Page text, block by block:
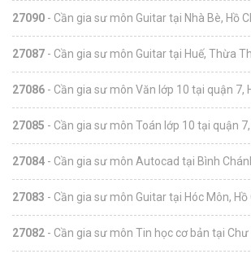
27090 - Cần gia sư môn Guitar tại Nhà Bè, Hồ
27087 - Cần gia sư môn Guitar tại Huế, Thừa
27086 - Cần gia sư môn Văn lớp 10 tại quận 7,
27085 - Cần gia sư môn Toán lớp 10 tại quận
27084 - Cần gia sư môn Autocad tại Bình
27083 - Cần gia sư môn Guitar tại Hóc Môn, Hồ
27082 - Cần gia sư môn Tin học cơ bản tại Chư